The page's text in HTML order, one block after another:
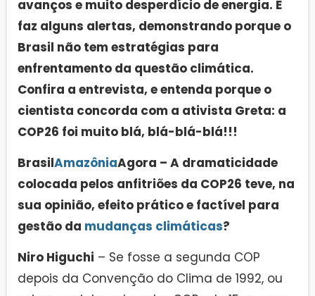
avanços e muito desperdício de energia. E
faz alguns alertas, demonstrando porque o
Brasil não tem estratégias para
enfrentamento da questão climática.
Confira a entrevista, e entenda porque o
cientista concorda com a ativista Greta: a
COP26 foi muito blá, blá-blá-blá!!!
BrasilAmazôniaAgora – A dramaticidade
colocada pelos anfitriões da COP26 teve, na
sua opinião, efeito prático e factível para
gestão da mudanças climáticas?
Niro Higuchi – Se fosse a segunda COP
depois da Convenção do Clima de 1992, ou